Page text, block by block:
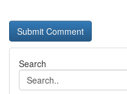
Search